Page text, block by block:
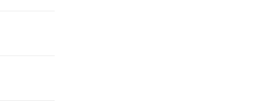
منخلال